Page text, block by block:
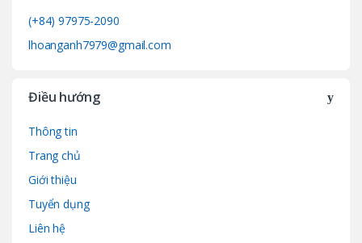
(+84) 97975-2090
lhoanganh7979@gmail.com
Điều hướng
Thông tin
Trang chủ
Giới thiệu
Tuyển dụng
Liên hệ